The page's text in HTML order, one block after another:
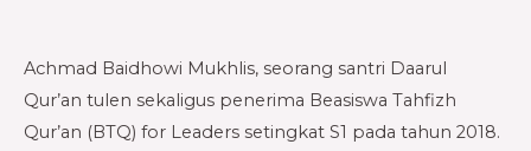
Achmad Baidhowi Mukhlis, seorang santri Daarul
Qur’an tulen sekaligus penerima Beasiswa Tahfizh
Qur’an (BTQ) for Leaders setingkat S1 pada tahun 2018.
Qur’an
di
Ujung